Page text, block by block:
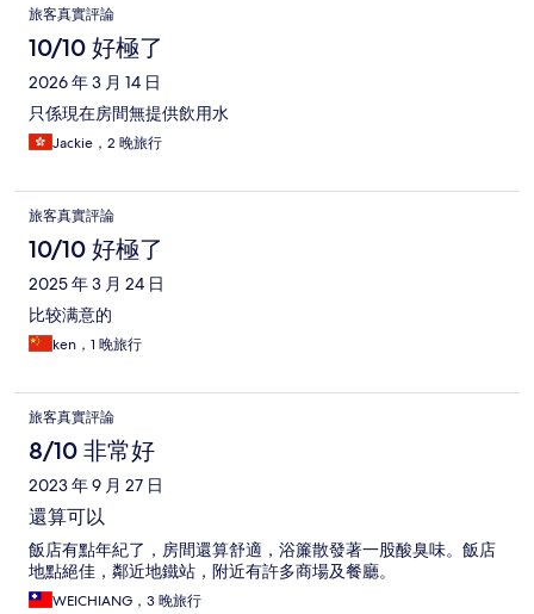
旅客真實評論
10/10 好極了
2026 年 3 月 14 日
只係現在房間無提供飲用水
Jackie，2 晚旅行
旅客真實評論
10/10 好極了
2025 年 3 月 24 日
比较满意的
ken，1 晚旅行
旅客真實評論
8/10 非常好
2023 年 9 月 27 日
還算可以
飯店有點年紀了，房間還算舒適，浴簾散發著一股酸臭味。飯店
地點絕佳，鄰近地鐵站，附近有許多商場及餐廳。
WEICHIANG，3 晚旅行